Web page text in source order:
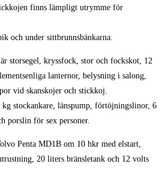
finns lämpligt utrymme för
och under sittbrunnsbänkarna.
storsegel, kryssfock, stor och fockskot, 12
lanternor, belysning i salong,
vid skanskojer och stickkoj.
stockankare, länspump, förtöjningslinor, 6
porslin för sex personer.
Penta MD1B om 10 hkr med elstart,
20 liters bränsletank och 12 volts